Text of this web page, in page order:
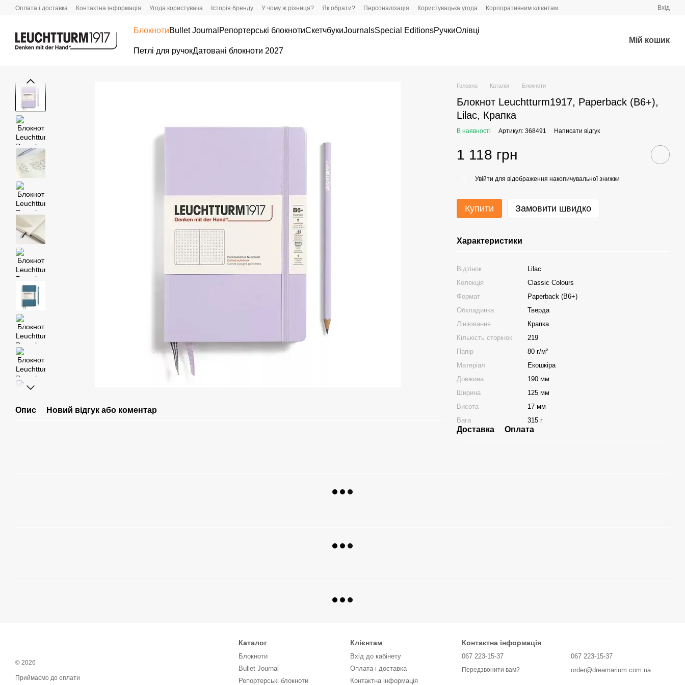
Перейти до основного контенту
Оплата і доставка Контактна інформація Угода користувача Історія бренду У чому ж різниця? Як обрати? Персоналізація Користувацька угода Корпоративним клієнтам Вхід
БлокнотиBullet Journal Репортерські блокнотиСкетчбукиJournalsSpecial EditionsРучкиОлівці
Петлі для ручокДатовані блокноти 2027
Мій кошик
Опис Новий відгук або коментар
Головна Каталог Блокноти
Блокнот Leuchtturm1917, Paperback (B6+),
Lilac, Крапка
В наявності Артикул: 368491 Написати відгук
1 118 грн
Увійти для відображення накопичувальної знижки
Купити Замовити швидко
Характеристики
Відтінок
Lilac
Колекція
Classic Colours
Формат
Paperback (B6+)
Обкладинка
Тверда
Лініювання
Крапка
Кількість сторінок
219
Папір
80 г/м²
Матеріал
Екошкіра
Довжина
190 мм
Ширина
125 мм
Висота
17 мм
Вага
315 г
Доставка Оплата
© 2026
Приймаємо до оплати
Каталог
Блокноти
Bullet Journal
Репортерські блокноти
Клієнтам
Вхід до кабінету
Оплата і доставка
Контактна інформація
Контактна інформація
067 223-15-37
Передзвонити вам?
067 223-15-37
order@dreamarium.com.ua